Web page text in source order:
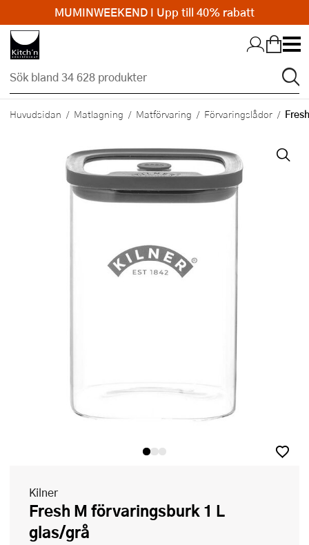
Hopp till huvudinnehållet
Huvudsidan Matlagning Matförvaring Förvaringslådor
Kilner
Fresh M förvaringsburk 1 L
glas/grå
MUMINWEEKEND I Upp till 40% rabatt